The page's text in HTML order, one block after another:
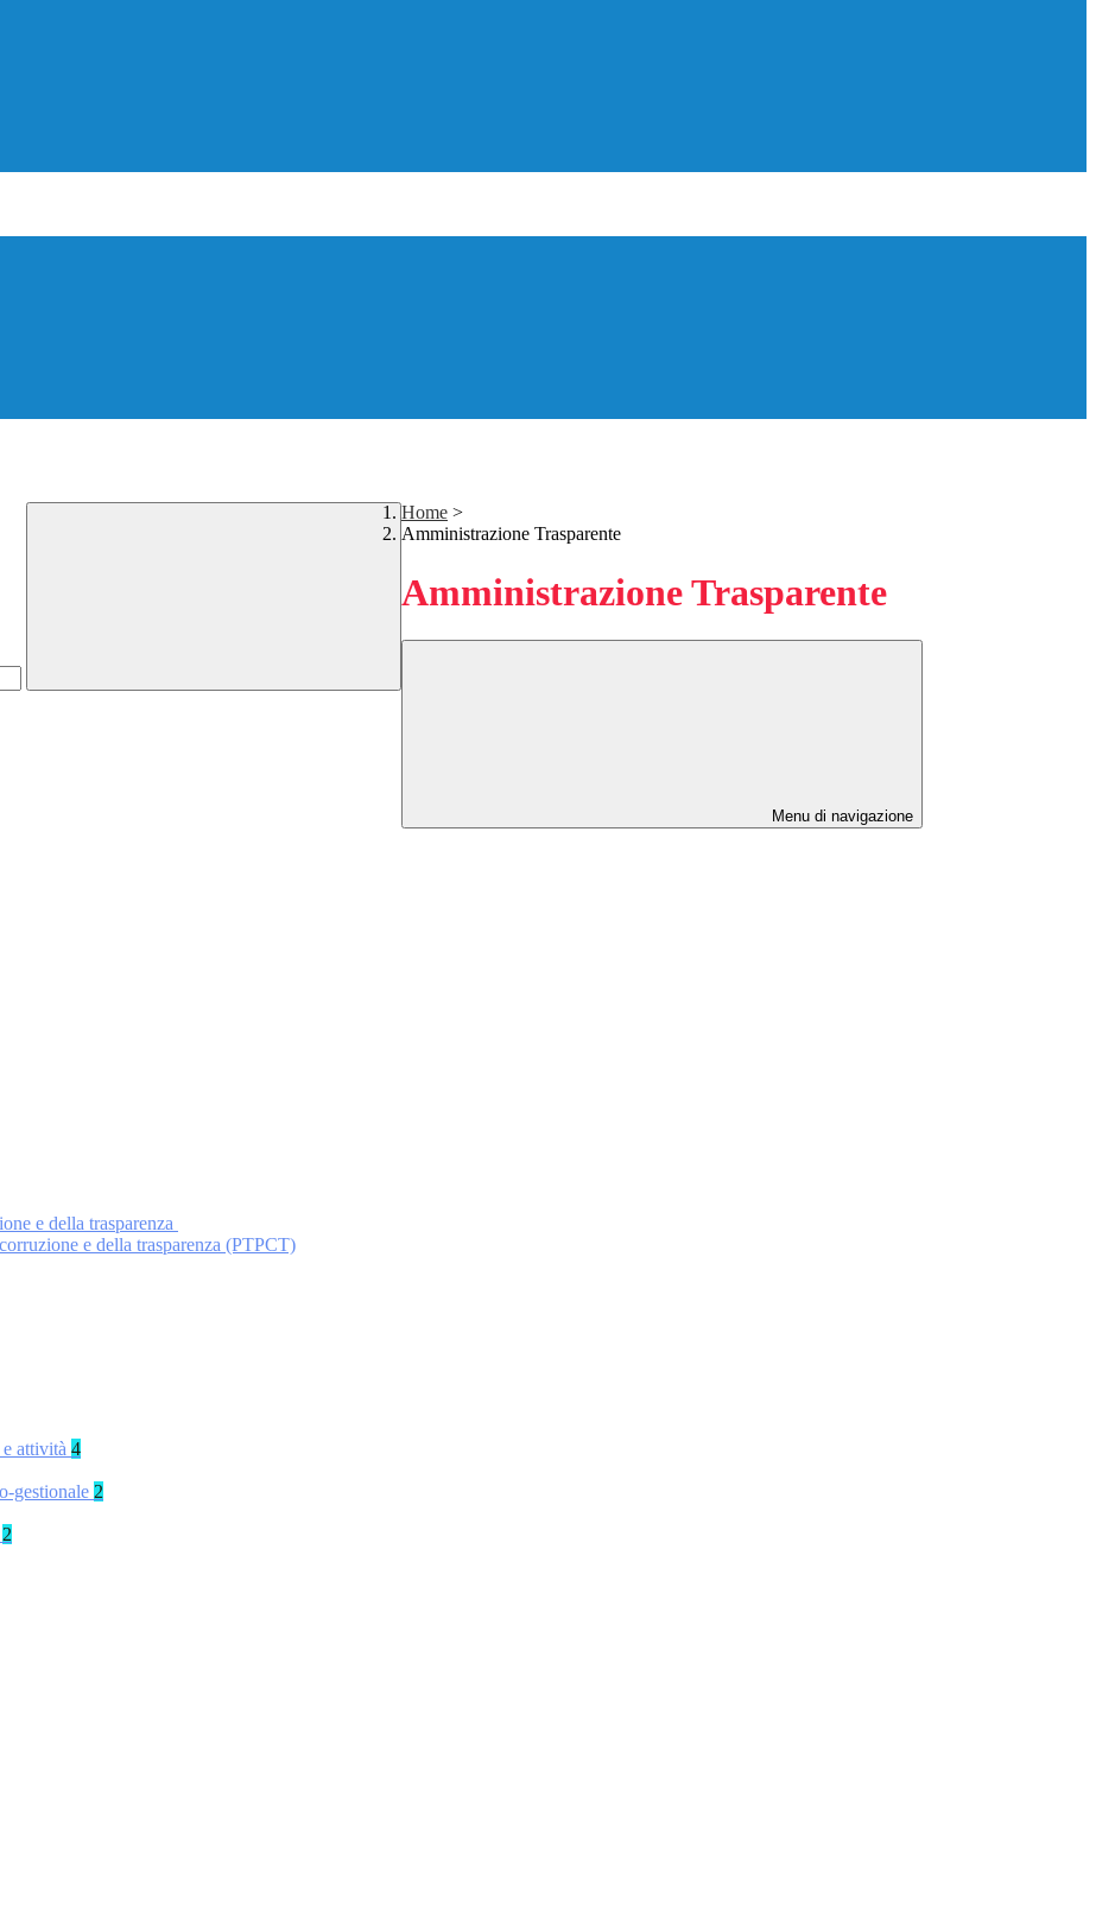
Home >
Amministrazione Trasparente
Amministrazione Trasparente
Menu di navigazione
e della trasparenza
e della trasparenza (PTPCT)
attività 4
gestionale 2
2